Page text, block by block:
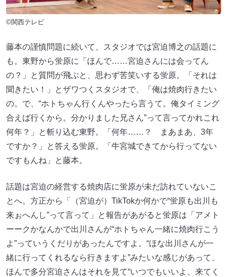
©関西テレビ
藤本の謹慎問題に続いて、スタジオでは宮迫博之の話題に
も。東野から蛍原に「ほんで……宮迫さんには会ってん
の？」と質問が飛ぶと、思わず苦笑いする蛍原。「それは
聞きたい！」とザワつくスタジオで、「俺は焼肉行きたい
の。で、“ホトちゃん行くんやったら言うて。俺タイミング
合えば行くから。分かりました兄さん”って言ってかれこれ
何年？」と斬り込む東野。「何年……？ まあまあ、3年
ですか？」と答える蛍原。「牛宮城できてから行ってない
ですもんね」と藤本。
話題は宮迫の経営する焼肉店に蛍原が未だ訪れていないこ
とへ。方正から「（宮迫が）TikTokか何かで“蛍原も出川も
来ぉへんし”って言って」と報告があがると蛍原は「アメト
ーークかなんかで出川さんが“ホトちゃん一緒に焼肉行こう
よ”っていうくだりがあったんですよ。“ほな出川さんが一
緒に行ってくれるなら行きますよ”みたいな感じがあって、
ほんで多分宮迫さんはそれを見て“いつでもいいよ、来てく